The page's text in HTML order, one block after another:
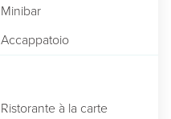
Minibar
Accappatoio
Ristorante à la carte